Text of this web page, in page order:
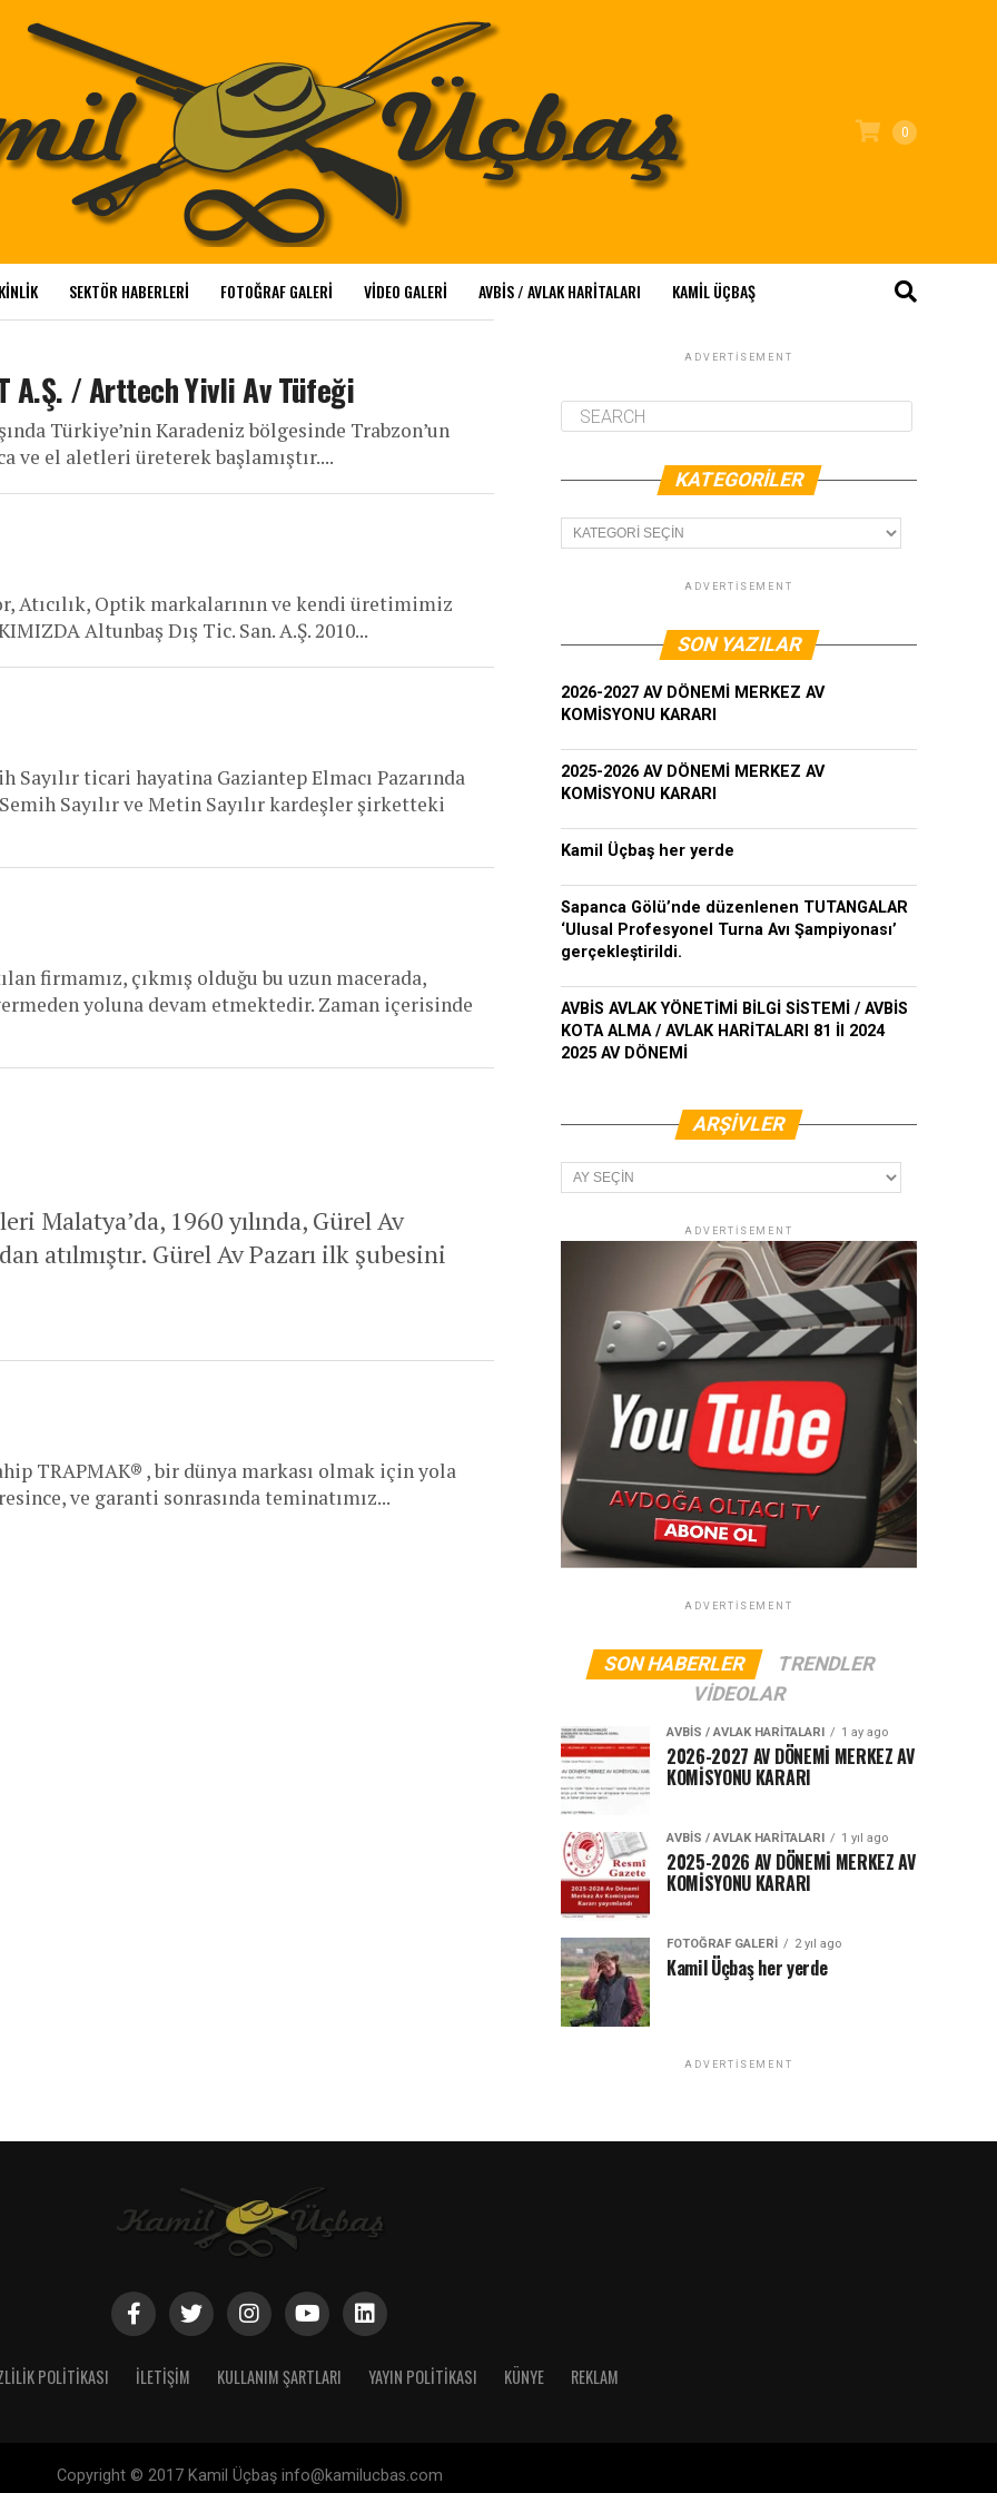
0
SEKTÖR HABERLERI FOTOĞRAF GALERI VIDEO GALERI AVBIS / AVLAK HARITALARI KAMİL ÜÇBAŞ
A.Ş. / Arttech Yivli Av Tüfeği
Türkiye’nin Karadeniz bölgesinde Trabzon’un
ve el aletleri üreterek başlamıştır....
Atıcılık, Optik markalarının ve kendi üretimimiz
Altunbaş Dış Tic. San. A.Ş. 2010...
ticari hayatina Gaziantep Elmacı Pazarında
Sayılır ve Metin Sayılır kardeşler şirketteki
firmamız, çıkmış olduğu bu uzun macerada,
yoluna devam etmektedir. Zaman içerisinde
Malatya’da, 1960 yılında, Gürel Av
atılmıştır. Gürel Av Pazarı ilk şubesini
TRAPMAK® , bir dünya markası olmak için yola
ve garanti sonrasında teminatımız...
ADVERTISEMENT
KATEGORILER
Kategoriler
ADVERTISEMENT
SON YAZILAR
2026-2027 AV DÖNEMİ MERKEZ AV
KOMİSYONU KARARI
2025-2026 AV DÖNEMİ MERKEZ AV
KOMİSYONU KARARI
Kamil Üçbaş her yerde
Sapanca Gölü’nde düzenlenen TUTANGALAR
‘Ulusal Profesyonel Turna Avı Şampiyonası’
gerçekleştirildi.
AVBİS AVLAK YÖNETİMİ BİLGİ SİSTEMİ / AVBİS
KOTA ALMA / AVLAK HARİTALARI 81 İl 2024
2025 AV DÖNEMİ
ARŞIVLER
Arşivler
ADVERTISEMENT
ADVERTISEMENT
SON HABERLER
TRENDLER
VIDEOLAR
AVBIS / AVLAK HARITALARI 1 ay ago
2026-2027 AV DÖNEMİ MERKEZ AV
KOMİSYONU KARARI
AVBIS / AVLAK HARITALARI 1 yıl ago
2025-2026 AV DÖNEMİ MERKEZ AV
KOMİSYONU KARARI
FOTOĞRAF GALERI 2 yıl ago
Kamil Üçbaş her yerde
ADVERTISEMENT
POLITIKASI İLETIŞIM KULLANIM ŞARTLARI YAYIN POLITIKASI KÜNYE REKLAM
Copyright © 2017 Kamil Üçbaş info@kamilucbas.com